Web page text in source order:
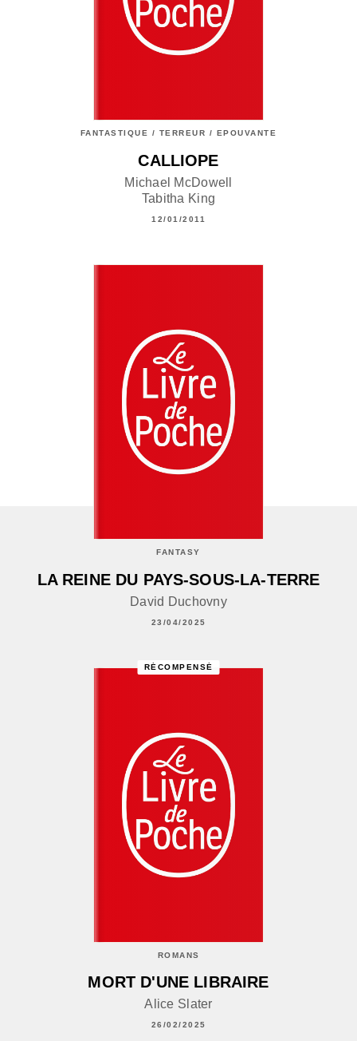
FANTASTIQUE / TERREUR / EPOUVANTE
CALLIOPE
Michael McDowell
Tabitha King
12/01/2011
FANTASY
LA REINE DU PAYS-SOUS-LA-TERRE
David Duchovny
23/04/2025
RÉCOMPENSÉ
ROMANS
MORT D'UNE LIBRAIRE
Alice Slater
26/02/2025